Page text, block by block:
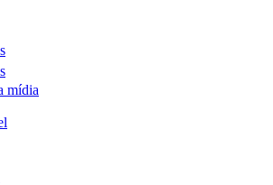
mídia